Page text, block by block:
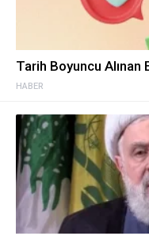
HABER
Tarih Boyuncu